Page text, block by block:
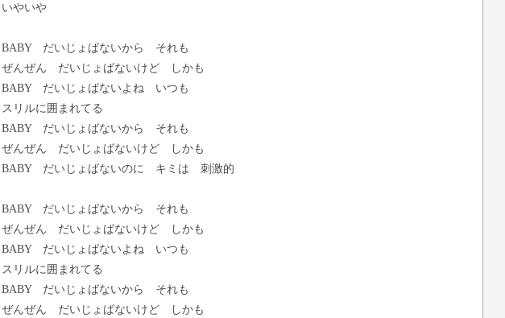
いやいや
BABY だいじょばないから それも
ぜんぜん だいじょばないけど しかも
BABY だいじょばないよね いつも
スリルに囲まれてる
BABY だいじょばないから それも
ぜんぜん だいじょばないけど しかも
BABY だいじょばないのに キミは 刺激的
BABY だいじょばないから それも
ぜんぜん だいじょばないけど しかも
BABY だいじょばないよね いつも
スリルに囲まれてる
BABY だいじょばないから それも
ぜんぜん だいじょばないけど しかも